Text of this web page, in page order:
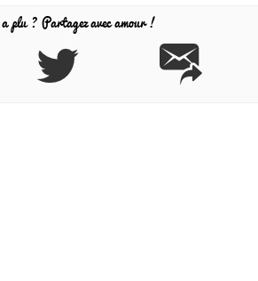
plu ? Partagez avec amour !